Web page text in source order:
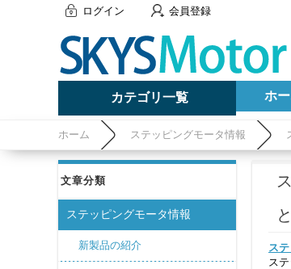
ログイン 会員登録
カテゴリ一覧 ホ
ホーム ステッピングモータ情報
文章分類
ステッピングモータ情報
新製品の紹介 ス
ス